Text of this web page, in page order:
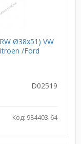
Ø38х51) VW
/Ford
D02519
Код: 984403-64